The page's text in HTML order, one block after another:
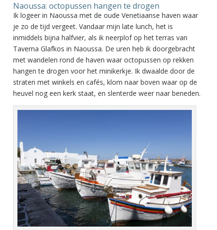
Naoussa: octopussen hangen te drogen
Ik logeer in Naoussa met de oude Venetiaanse haven waar
je zo de tijd vergeet. Vandaar mijn late lunch, het is
inmiddels bijna halfvier, als ik neerplof op het terras van
Taverna Glafkos in Naoussa. De uren heb ik doorgebracht
met wandelen rond de haven waar octopussen op rekken
hangen te drogen voor het minikerkje. Ik dwaalde door de
straten met winkels en cafés, klom naar boven waar op de
heuvel nog een kerk staat, en slenterde weer naar beneden.